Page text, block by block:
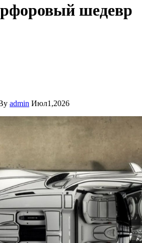
шедевр
admin Июл1,2026